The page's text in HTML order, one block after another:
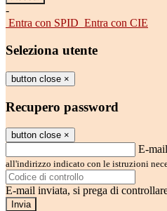
-
Entra con SPID Entra con CIE
Seleziona utente
button close ×
Recupero password
button close ×
E-mail
all'indirizzo indicato con le istruzioni
E-mail inviata, si prega di